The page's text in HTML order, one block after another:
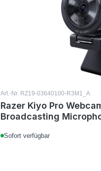
Art.-Nr. RZ19-03640100-R3M1_A
Razer Kiyo Pro
Broadcasting
Sofort verfügbar